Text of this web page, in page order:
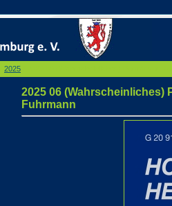
2025
2025 06 (Wahrscheinliches)
Fuhrmann